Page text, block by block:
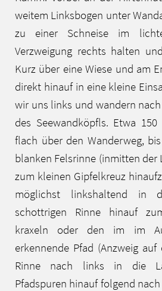
weitem Linksbogen unter
zu einer Schneise im
Verzweigung rechts halten
Kurz über eine Wiese und am
direkt hinauf in eine kleine
wir uns links und wandern
des Seewandköpfls. Etwa
flach über den Wanderweg,
blanken Felsrinne (inmitten der
zum kleinen Gipfelkreuz
möglichst linkshaltend in
schottrigen Rinne hinauf
kraxeln oder den im im
erkennende Pfad (Anzweig
Rinne nach links in die
Pfadspuren hinauf folgend